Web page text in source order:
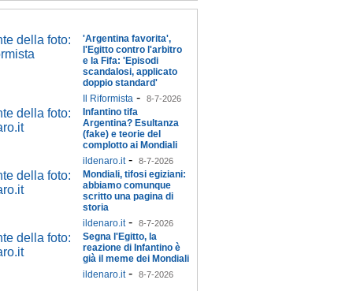
'Argentina favorita',
l'Egitto contro l'arbitro
e la Fifa: 'Episodi
scandalosi, applicato
doppio standard'
Il Riformista - 8-7-2026
Infantino tifa
Argentina? Esultanza
(fake) e teorie del
complotto ai Mondiali
ildenaro.it- 8-7-2026
Mondiali, tifosi egiziani:
abbiamo comunque
scritto una pagina di
storia
ildenaro.it- 8-7-2026
Segna l'Egitto, la
reazione di Infantino è
già il meme dei Mondiali
ildenaro.it- 8-7-2026